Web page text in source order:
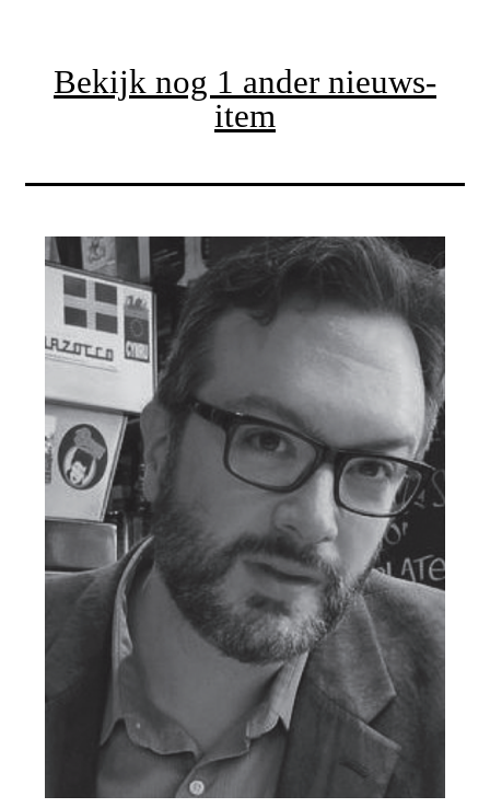
Bekijk nog 1 ander nieuws-
item